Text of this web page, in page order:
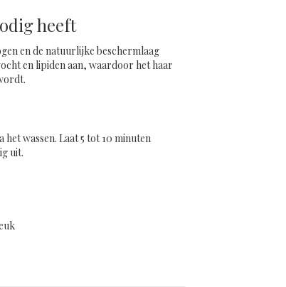
heeft
en de natuurlijke beschermlaag
en lipiden aan, waardoor het haar
wassen. Laat 5 tot 10 minuten
uit.